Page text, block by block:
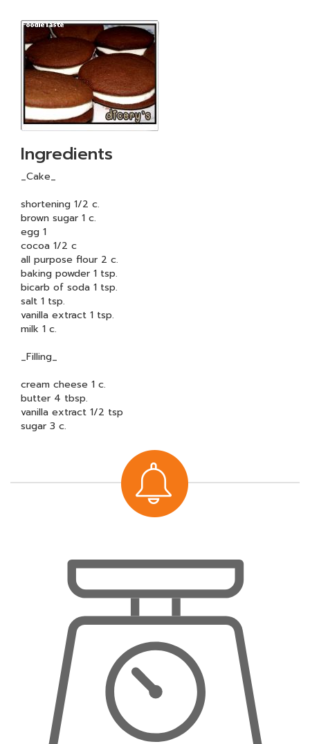
Ingredients
_Cake_
shortening 1/2 c.
brown sugar 1 c.
egg 1
cocoa 1/2 c
all purpose flour 2 c.
baking powder 1 tsp.
bicarb of soda 1 tsp.
salt 1 tsp.
vanilla extract 1 tsp.
milk 1 c.
_Filling_
cream cheese 1 c.
butter 4 tbsp.
vanilla extract 1/2 tsp
sugar 3 c.